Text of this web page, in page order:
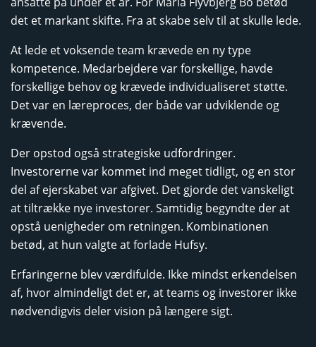
det et markant skifte. Fra at skabe selv til at skulle lede.
At lede et voksende team krævede en ny type
kompetence. Medarbejdere var forskellige, havde
forskellige behov og krævede individualiseret støtte.
Det var en læreproces, der både var udviklende og
krævende.
Der opstod også strategiske udfordringer.
Investorerne var kommet ind meget tidligt, og en stor
del af ejerskabet var afgivet. Det gjorde det vanskeligt
at tiltrække nye investorer. Samtidig begyndte der at
opstå uenigheder om retningen. Kombinationen
betød, at hun valgte at forlade Hufsy.
Erfaringerne blev værdifulde. Ikke mindst erkendelsen
af, hvor almindeligt det er, at teams og investorer ikke
nødvendigvis deler vision på længere sigt.